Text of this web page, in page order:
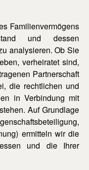
Familienvermögens
und dessen
analysieren. Ob Sie
verheiratet sind,
Partnerschaft
die rechtlichen und
in Verbindung mit
Auf Grundlage
ermitteln wir die
und die Ihrer